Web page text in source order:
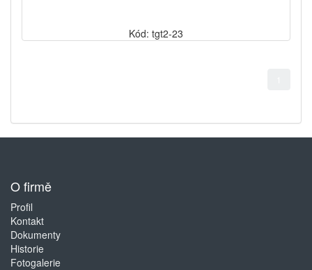
Kód: tgt2-23
O firmě
Profil
Kontakt
Dokumenty
Historie
Fotogalerie